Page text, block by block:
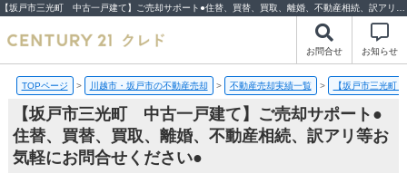
お問合せ お知らせ
TOPページ > 川越市・坂戸市の不動産売却 > 不動産売却実績一覧 > 【坂戸市三光町
【坂戸市三光町 中古一戸建て】ご売却サポート●
住替、買替、買取、離婚、不動産相続、訳アリ等お
気軽にお問合せください●